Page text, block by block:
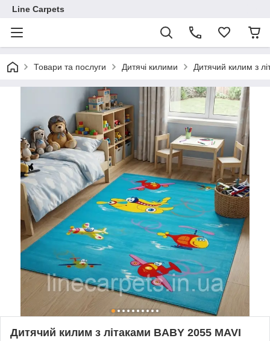
Line Carpets
Товари та послуги Дитячі килими Дитячий килим з
Дитячий килим з літаками BABY 2055 MAVI